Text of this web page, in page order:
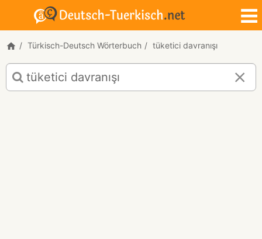
Türkisch-Deutsch Wörterbuch tüketici davranışı
Türkisch-
Deutsch
Übersetzung